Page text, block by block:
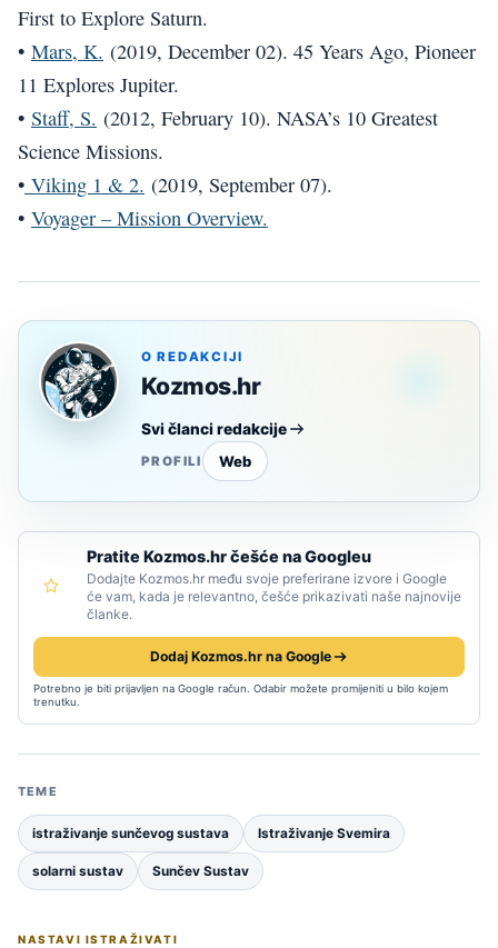
First to Explore Saturn.
• Mars, K. (2019, December 02). 45 Years Ago, Pioneer
11 Explores Jupiter.
• Staff, S. (2012, February 10). NASA’s 10 Greatest
Science Missions.
• Viking 1 & 2. (2019, September 07).
• Voyager – Mission Overview.
O REDAKCIJI
Kozmos.hr
Svi članci redakcije
PROFILI Web
Pratite Kozmos.hr češće na Googleu
Dodajte Kozmos.hr među svoje preferirane izvore i Google
će vam, kada je relevantno, češće prikazivati naše najnovije
članke.
Dodaj Kozmos.hr na Google
Potrebno je biti prijavljen na Google račun. Odabir možete promijeniti u bilo kojem
trenutku.
TEME
istraživanje sunčevog sustava Istraživanje Svemira
solarni sustav Sunčev Sustav
NASTAVI ISTRAŽIVATI